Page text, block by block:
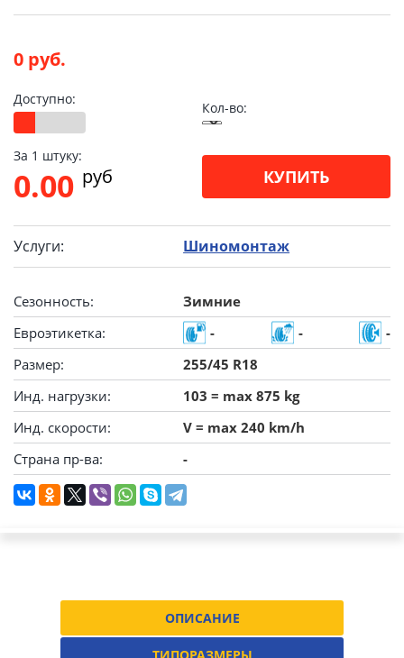
0 руб.
Доступно:
Кол-во:
За 1 штуку:
0.00 pуб КУПИТЬ
Услуги: Шиномонтаж
Сезонность:
Зимние
Евроэтикетка:
- -
-
Размер:
255/45 R18
Инд. нагрузки:
103 = max 875 kg
Инд. скорости:
V = max 240 km/h
Страна пр-ва:
-
ОПИСАНИЕ
ТИПОРАЗМЕРЫ